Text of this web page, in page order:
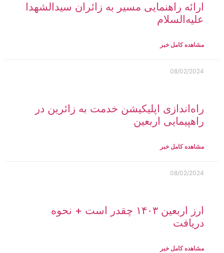
ارائه راهنمایی مسیر به زائران سیدالشهدا
علیه‌السلام
مشاهده کامل خبر
08/02/2024
راه‌اندازی اپلیکیشن خدمت به زائرین در
راهپیمایی اربعین
مشاهده کامل خبر
08/02/2024
ارز اربعین ۱۴۰۳ چقدر است + نحوه
دریافت
مشاهده کامل خبر